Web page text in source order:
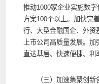
推动1000家企业实施数字
方案100个以上。加快完
行、大型金融国企、外资
上市公司高质量发展。
直达基层、快速便捷、利
（三）加速集聚创新